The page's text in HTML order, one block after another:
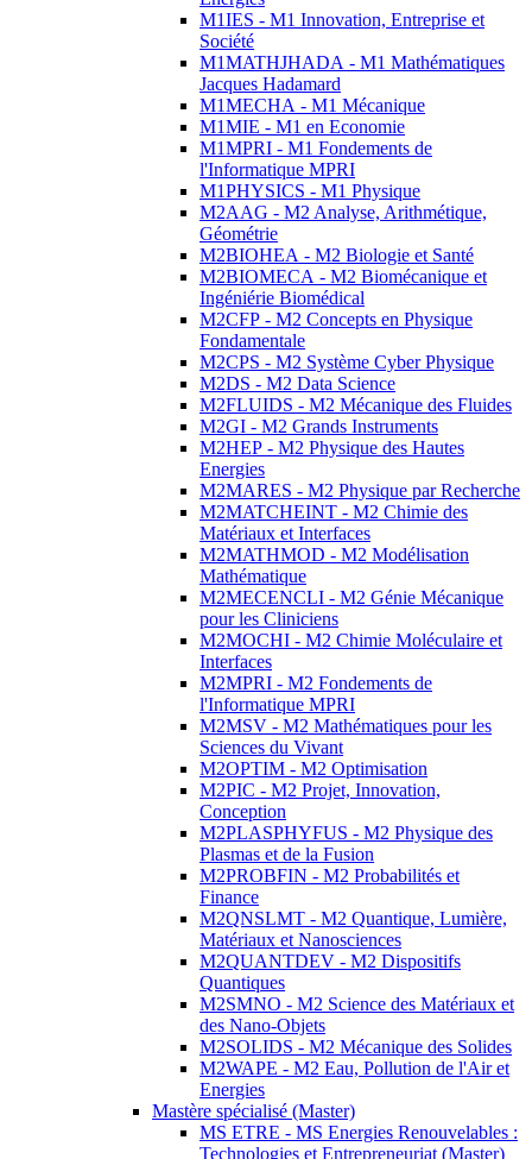
M1IES - M1 Innovation, Entreprise et
Société
M1MATHJHADA - M1 Mathématiques
Jacques Hadamard
M1MECHA - M1 Mécanique
M1MIE - M1 en Economie
M1MPRI - M1 Fondements de
l'Informatique MPRI
M1PHYSICS - M1 Physique
M2AAG - M2 Analyse, Arithmétique,
Géométrie
M2BIOHEA - M2 Biologie et Santé
M2BIOMECA - M2 Biomécanique et
Ingéniérie Biomédical
M2CFP - M2 Concepts en Physique
Fondamentale
M2CPS - M2 Système Cyber Physique
M2DS - M2 Data Science
M2FLUIDS - M2 Mécanique des Fluides
M2GI - M2 Grands Instruments
M2HEP - M2 Physique des Hautes
Energies
M2MARES - M2 Physique par Recherche
M2MATCHEINT - M2 Chimie des
Matériaux et Interfaces
M2MATHMOD - M2 Modélisation
Mathématique
M2MECENCLI - M2 Génie Mécanique
pour les Cliniciens
M2MOCHI - M2 Chimie Moléculaire et
Interfaces
M2MPRI - M2 Fondements de
l'Informatique MPRI
M2MSV - M2 Mathématiques pour les
Sciences du Vivant
M2OPTIM - M2 Optimisation
M2PIC - M2 Projet, Innovation,
Conception
M2PLASPHYFUS - M2 Physique des
Plasmas et de la Fusion
M2PROBFIN - M2 Probabilités et
Finance
M2QNSLMT - M2 Quantique, Lumière,
Matériaux et Nanosciences
M2QUANTDEV - M2 Dispositifs
Quantiques
M2SMNO - M2 Science des Matériaux et
des Nano-Objets
M2SOLIDS - M2 Mécanique des Solides
M2WAPE - M2 Eau, Pollution de l'Air et
Energies
Mastère spécialisé (Master)
MS ETRE - MS Energies Renouvelables :
Technologies et Entrepreneuriat (Master)